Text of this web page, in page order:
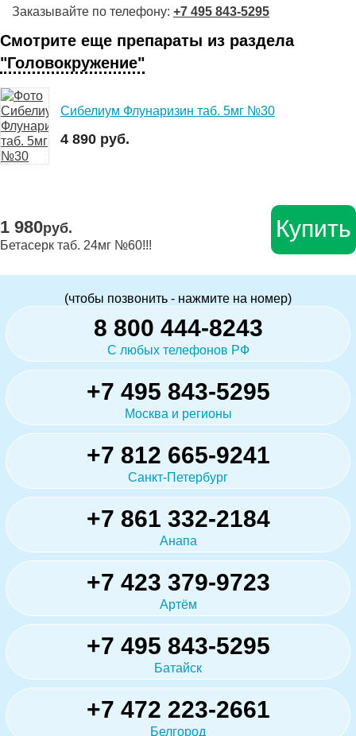
Заказывайте по телефону: +7 495 843-5295
Смотрите еще препараты из раздела
"Головокружение"
Сибелиум Флунаризин таб. 5мг №30
4 890 руб.
1 980руб.
Бетасерк таб. 24мг №60!!!
Купить
(чтобы позвонить - нажмите на номер)
8 800 444-8243
С любых телефонов РФ
+7 495 843-5295
Москва и регионы
+7 812 665-9241
Санкт-Петербург
+7 861 332-2184
Анапа
+7 423 379-9723
Артём
+7 495 843-5295
Батайск
+7 472 223-2661
Белгород